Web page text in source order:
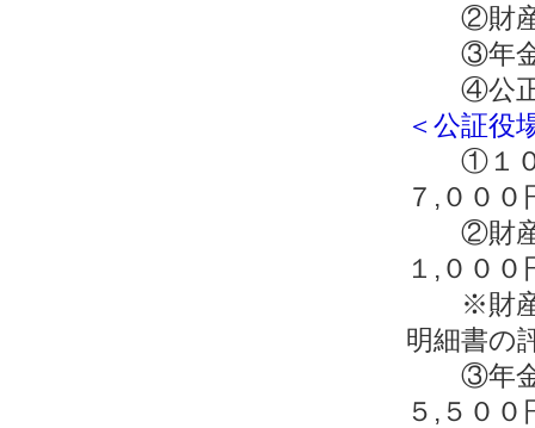
②財産
③年金
④公正
＜公証役
①１０
７,００
②財産
１,００
※財産
明細書の
③年
５,５０